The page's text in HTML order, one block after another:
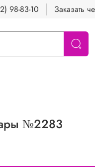
98-83-10 Заказать
№2283